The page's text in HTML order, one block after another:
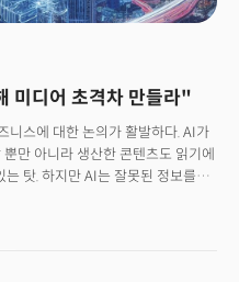
미디어 초격차 만들라"
니스에 대한 논의가 활발하다. AI가
만 아니라 생산한 콘텐츠도 읽기에
탓. 하지만 AI는 잘못된 정보를
), 인간의 일자리 위협 등 다양한
스라는 정보 매체에 도입해야